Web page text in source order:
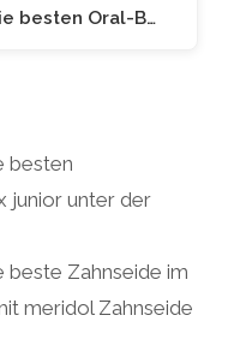
besten Oral-B…
besten
junior unter der
beste Zahnseide im
meridol Zahnseide